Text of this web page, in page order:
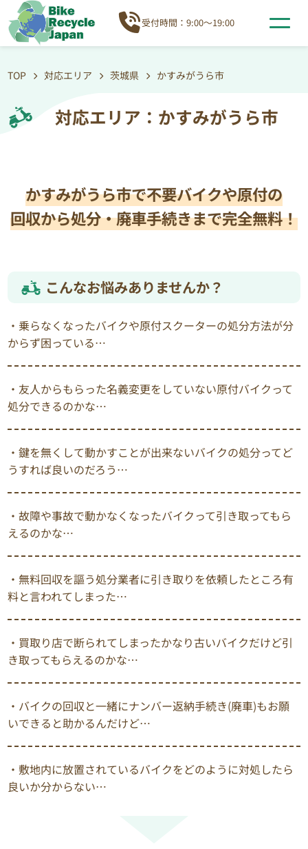
受付時間：9:00～19:00
TOP 対応エリア 茨城県 かすみがうら市
対応エリア：かすみがうら市
かすみがうら市で不要バイクや原付の
回収から処分・廃車手続きまで完全無料！
こんなお悩みありませんか？
・乗らなくなったバイクや原付スクーターの処分方法が分
からず困っている…
・友人からもらった名義変更をしていない原付バイクって
処分できるのかな…
・鍵を無くして動かすことが出来ないバイクの処分ってど
うすれば良いのだろう…
・故障や事故で動かなくなったバイクって引き取ってもら
えるのかな…
・無料回収を謳う処分業者に引き取りを依頼したところ有
料と言われてしまった…
・買取り店で断られてしまったかなり古いバイクだけど引
き取ってもらえるのかな…
・バイクの回収と一緒にナンバー返納手続き(廃車)もお願
いできると助かるんだけど…
・敷地内に放置されているバイクをどのように対処したら
良いか分からない…